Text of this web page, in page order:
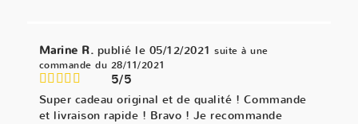
Marine R. publié le 05/12/2021 suite à une
commande du 28/11/2021
5/5
Super cadeau original et de qualité ! Commande
et livraison rapide ! Bravo ! Je recommande